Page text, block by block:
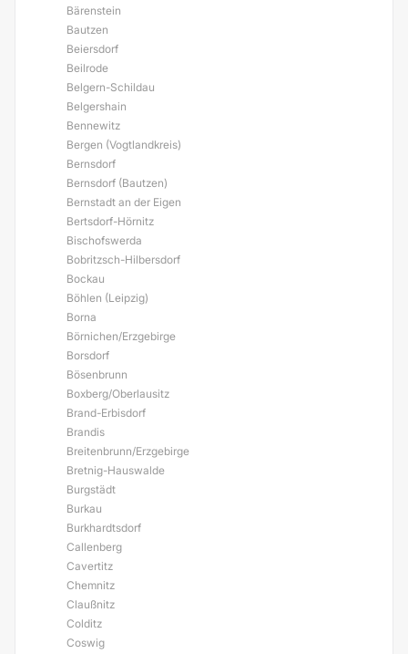
Bärenstein
Bautzen
Beiersdorf
Beilrode
Belgern-Schildau
Belgershain
Bennewitz
Bergen (Vogtlandkreis)
Bernsdorf
Bernsdorf (Bautzen)
Bernstadt an der Eigen
Bertsdorf-Hörnitz
Bischofswerda
Bobritzsch-Hilbersdorf
Bockau
Böhlen (Leipzig)
Borna
Börnichen/Erzgebirge
Borsdorf
Bösenbrunn
Boxberg/Oberlausitz
Brand-Erbisdorf
Brandis
Breitenbrunn/Erzgebirge
Bretnig-Hauswalde
Burgstädt
Burkau
Burkhardtsdorf
Callenberg
Cavertitz
Chemnitz
Claußnitz
Colditz
Coswig